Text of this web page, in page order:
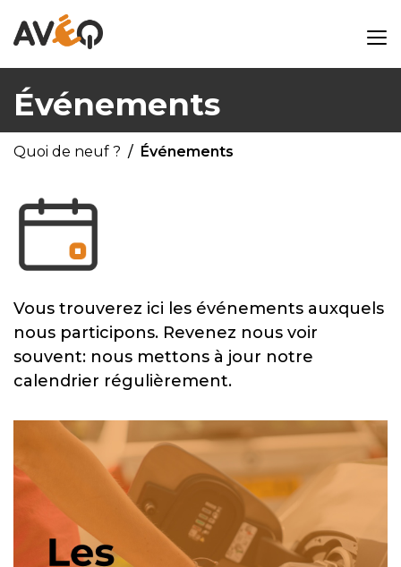
Événements
Quoi de neuf ? Événements
Vous trouverez ici les événements auxquels
nous participons. Revenez nous voir
souvent: nous mettons à jour notre
calendrier régulièrement.